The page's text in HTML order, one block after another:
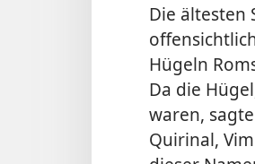
Die ältesten
Hügeln
Da die
waren,
Quirinal,